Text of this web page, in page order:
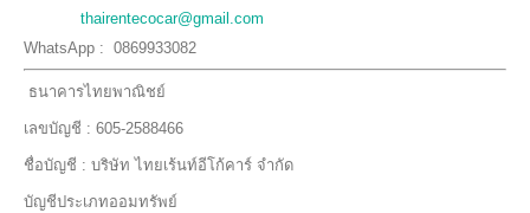
thairentecocar@gmail.com
WhatsApp : 0869933082
ธนาคารไทยพาณิชย์
เลขบัญชี : 605-2588466
ชื่อบัญชี : บริษัท ไทยเร้นท์อีโก้คาร์ จำกัด
บัญชีประเภทออมทรัพย์